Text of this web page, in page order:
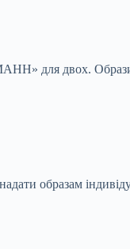
для двох.
образам